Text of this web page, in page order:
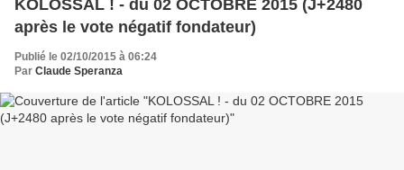
KOLOSSAL ! - du 02 OCTOBRE 2015 (J+2480
après le vote négatif fondateur)
Publié le 02/10/2015 à 06:24
Par Claude Speranza